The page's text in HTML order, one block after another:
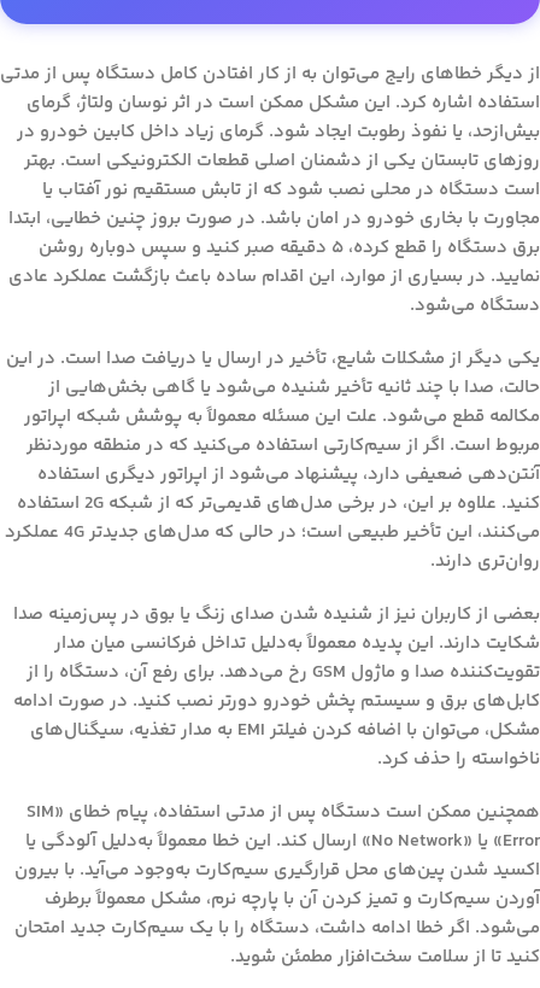
از دیگر خطاهای رایج می‌توان به از کار افتادن کامل دستگاه پس از مدتی
استفاده اشاره کرد. این مشکل ممکن است در اثر نوسان ولتاژ، گرمای
بیش‌ازحد، یا نفوذ رطوبت ایجاد شود. گرمای زیاد داخل کابین خودرو در
روزهای تابستان یکی از دشمنان اصلی قطعات الکترونیکی است. بهتر
است دستگاه در محلی نصب شود که از تابش مستقیم نور آفتاب یا
مجاورت با بخاری خودرو در امان باشد. در صورت بروز چنین خطایی، ابتدا
برق دستگاه را قطع کرده، ۵ دقیقه صبر کنید و سپس دوباره روشن
نمایید. در بسیاری از موارد، این اقدام ساده باعث بازگشت عملکرد عادی
دستگاه می‌شود.
یکی دیگر از مشکلات شایع، تأخیر در ارسال یا دریافت صدا است. در این
حالت، صدا با چند ثانیه تأخیر شنیده می‌شود یا گاهی بخش‌هایی از
مکالمه قطع می‌شود. علت این مسئله معمولاً به پوشش شبکه اپراتور
مربوط است. اگر از سیم‌کارتی استفاده می‌کنید که در منطقه موردنظر
آنتن‌دهی ضعیفی دارد، پیشنهاد می‌شود از اپراتور دیگری استفاده
کنید. علاوه بر این، در برخی مدل‌های قدیمی‌تر که از شبکه 2G استفاده
می‌کنند، این تأخیر طبیعی است؛ در حالی که مدل‌های جدیدتر 4G عملکرد
روان‌تری دارند.
بعضی از کاربران نیز از شنیده شدن صدای زنگ یا بوق در پس‌زمینه صدا
شکایت دارند. این پدیده معمولاً به‌دلیل تداخل فرکانسی میان مدار
تقویت‌کننده صدا و ماژول GSM رخ می‌دهد. برای رفع آن، دستگاه را از
کابل‌های برق و سیستم پخش خودرو دورتر نصب کنید. در صورت ادامه
مشکل، می‌توان با اضافه کردن فیلتر EMI به مدار تغذیه، سیگنال‌های
ناخواسته را حذف کرد.
همچنین ممکن است دستگاه پس از مدتی استفاده، پیام خطای «SIM
Error» یا «No Network» ارسال کند. این خطا معمولاً به‌دلیل آلودگی یا
اکسید شدن پین‌های محل قرارگیری سیم‌کارت به‌وجود می‌آید. با بیرون
آوردن سیم‌کارت و تمیز کردن آن با پارچه نرم، مشکل معمولاً برطرف
می‌شود. اگر خطا ادامه داشت، دستگاه را با یک سیم‌کارت جدید امتحان
کنید تا از سلامت سخت‌افزار مطمئن شوید.